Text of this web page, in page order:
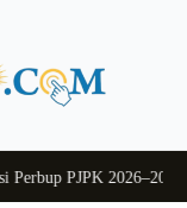
PJPK 2026–2030